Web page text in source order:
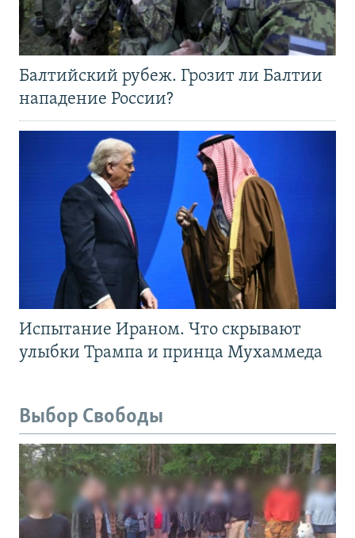
Балтийский рубеж. Грозит ли Балтии
нападение России?
Испытание Ираном. Что скрывают
улыбки Трампа и принца Мухаммеда
Выбор Свободы